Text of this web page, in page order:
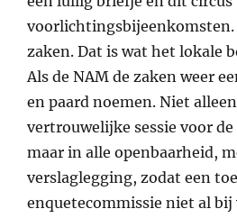
voorlichtingsbijeenkomsten.
zaken. Dat is wat het lokale
Als de NAM de zaken weer
en paard noemen. Niet
vertrouwelijke sessie voor
maar in alle openbaarheid,
verslaglegging, zodat een
enquetecommissie niet al bij